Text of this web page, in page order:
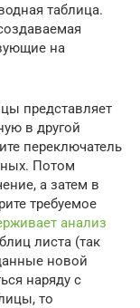
таблица.
на
представляет
в другой
переключатель
Потом
а затем в
требуемое
анализ
листа (так
новой
наряду с
то